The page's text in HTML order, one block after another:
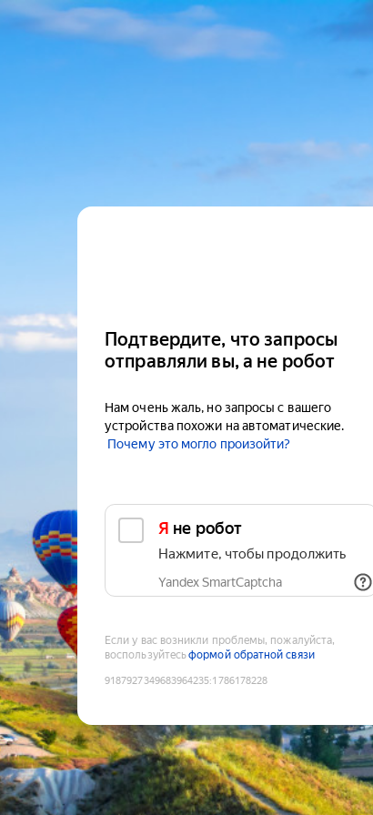
Подтвердите, что запросы
отправляли вы, а не робот
Нам очень жаль, но запросы с вашего
устройства похожи на автоматические.
Почему это могло произойти?
Я не робот
Нажмите, чтобы продолжить
Yandex SmartCaptcha
Если у вас возникли проблемы, пожалуйста,
воспользуйтесьформой обратной связи
9187927349683964235:1786178228